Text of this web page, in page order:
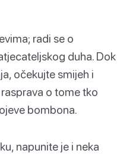
radi se o
duha. Dok
očekujte smijeh i
o tome tko
bombona.
napunite je i neka